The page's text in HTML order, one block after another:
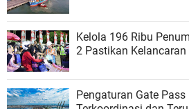
Kelola 196 Ribu
2 Pastikan
Pengaturan Gate